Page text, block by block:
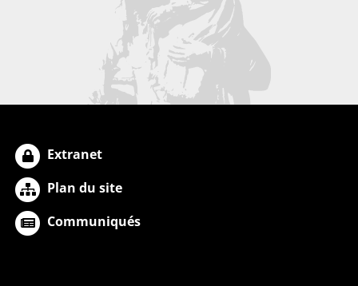
Extranet
Plan du site
Communiqués